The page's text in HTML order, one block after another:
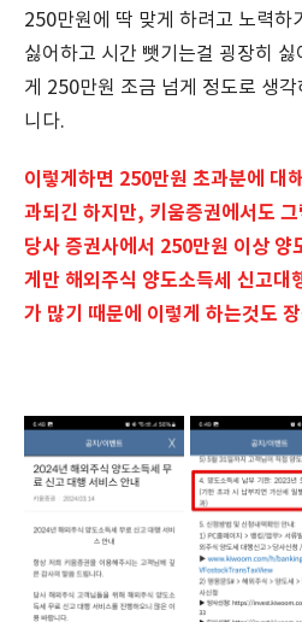
250만원에 딱 맞게 하려고 노력하
싫어하고 시간 뺏기는걸 굉장히
게 250만원 조금 넘게 정도로 생
니다.
이렇게하면 250만원 초과분에 대
과되긴 하지만, 키움증권에서도
당사 증권사에서 250만원 이상 양
게만 해외주식 양도소득세 신고대
가 많기 때문에 이렇게 하는것도